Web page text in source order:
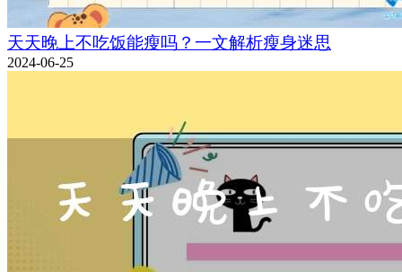
天天晚上不吃饭能瘦吗？一文解析瘦身迷思
2024-06-25